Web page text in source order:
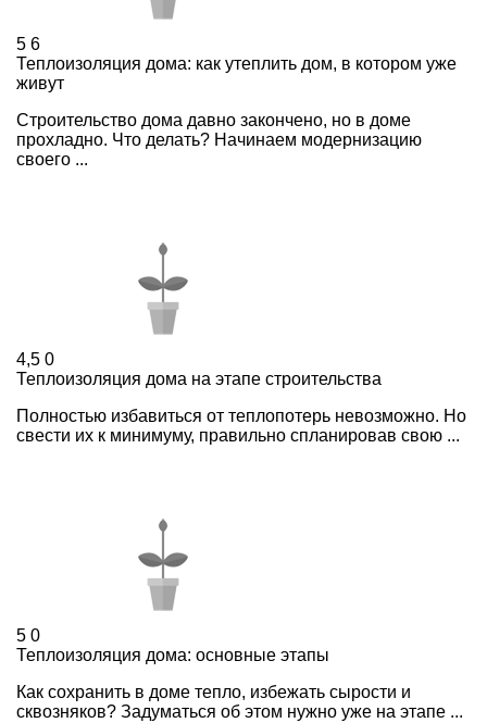
5 6
Теплоизоляция дома: как утеплить дом, в котором уже
живут
Строительство дома давно закончено, но в доме
прохладно. Что делать? Начинаем модернизацию
своего ...
4,5 0
Теплоизоляция дома на этапе строительства
Полностью избавиться от теплопотерь невозможно. Но
свести их к минимуму, правильно спланировав свою ...
5 0
Теплоизоляция дома: основные этапы
Как сохранить в доме тепло, избежать сырости и
сквозняков? Задуматься об этом нужно уже на этапе ...